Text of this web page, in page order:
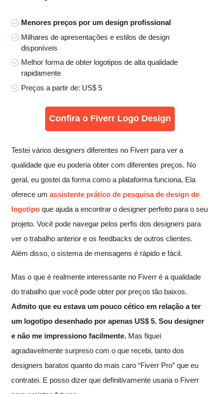
Menores preços por um design profissional
Milhares de apresentações e estilos de design
disponíveis
Melhor forma de obter logotipos de alta qualidade
rapidamente
Preços a partir de: US$ 5
Confira o Fiverr Logo Design
Testei vários designers diferentes no Fiverr para ver a
qualidade que eu poderia obter com diferentes preços. No
geral, eu gostei da forma como a plataforma funciona. Ela
oferece um assistente prático de pesquisa de design de
logotipo que ajuda a encontrar o designer perfeito para o seu
projeto. Você pode navegar pelos perfis dos designers para
ver o trabalho anterior e os feedbacks de outros clientes.
Além disso, o sistema de mensagens é rápido e fácil.
Mas o que é realmente interessante no Fiverr é a qualidade
do trabalho que você pode obter por preços tão baixos.
Admito que eu estava um pouco cético em relação a ter
um logotipo desenhado por apenas US$ 5. Sou designer
e não me impressiono facilmente. Mas fiquei
agradavelmente surpreso com o que recebi, tanto dos
designers baratos quanto do mais caro “Fiverr Pro” que eu
contratei. E posso dizer que definitivamente usaria o Fiverr